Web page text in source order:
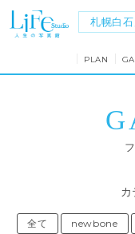
札幌白
PLAN
全て newbone